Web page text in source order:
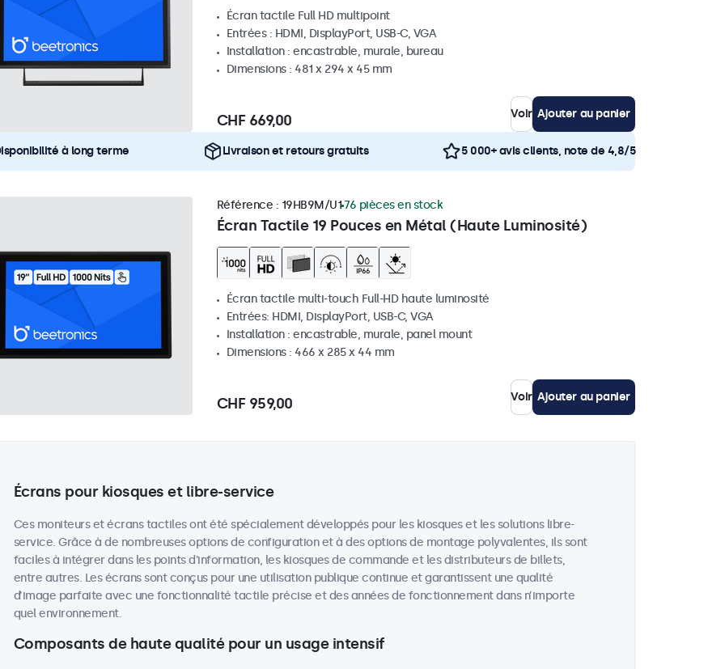
Écran tactile Full HD multipoint
Entrées : HDMI, DisplayPort, USB-C, VGA
Installation : encastrable, murale, bureau
Dimensions : 481 x 294 x 45 mm
CHF 669,00 Voir Ajouter au panier
à long terme Livraison et retours gratuits 5 000+ avis clients, note de 4,8/5
Écran Tactile 19 Pouces en Métal (Haute Luminosité)
Référence : 19HB9M/U176 pièces en stock
Écran tactile multi-touch Full-HD haute luminosité
Entrées: HDMI, DisplayPort, USB-C, VGA
Installation : encastrable, murale, panel mount
Dimensions : 466 x 285 x 44 mm
CHF 959,00 Voir Ajouter au panier
Écrans pour kiosques et libre-service
Ces moniteurs et écrans tactiles ont été spécialement développés pour les kiosques et les solutions libre-
service. Grâce à de nombreuses options de configuration et à des options de montage polyvalentes, ils sont
faciles à intégrer dans les points d'information, les kiosques de commande et les distributeurs de billets,
entre autres. Les écrans sont conçus pour une utilisation publique continue et garantissent une qualité
d’image parfaite avec une fonctionnalité tactile précise et des années de fonctionnement dans n’importe
quel environnement.
Composants de haute qualité pour un usage intensif